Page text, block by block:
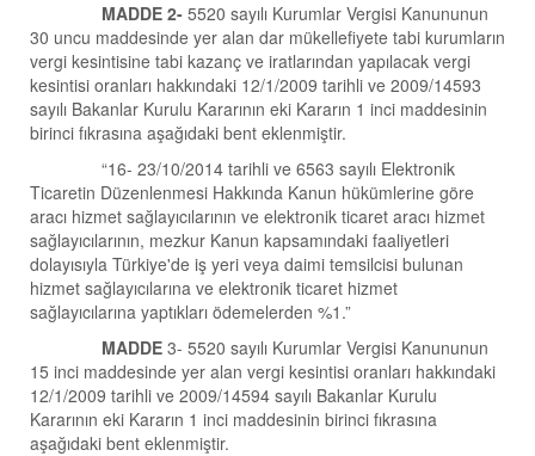
MADDE 2- 5520 sayılı Kurumlar Vergisi Kanununun
30 uncu maddesinde yer alan dar mükellefiyete tabi kurumların
vergi kesintisine tabi kazanç ve iratlarından yapılacak vergi
kesintisi oranları hakkındaki 12/1/2009 tarihli ve 2009/14593
sayılı Bakanlar Kurulu Kararının eki Kararın 1 inci maddesinin
birinci fıkrasına aşağıdaki bent eklenmiştir.
“16- 23/10/2014 tarihli ve 6563 sayılı Elektronik
Ticaretin Düzenlenmesi Hakkında Kanun hükümlerine göre
aracı hizmet sağlayıcılarının ve elektronik ticaret aracı hizmet
sağlayıcılarının, mezkur Kanun kapsamındaki faaliyetleri
dolayısıyla Türkiye'de iş yeri veya daimi temsilcisi bulunan
hizmet sağlayıcılarına ve elektronik ticaret hizmet
sağlayıcılarına yaptıkları ödemelerden %1.”
MADDE 3- 5520 sayılı Kurumlar Vergisi Kanununun
15 inci maddesinde yer alan vergi kesintisi oranları hakkındaki
12/1/2009 tarihli ve 2009/14594 sayılı Bakanlar Kurulu
Kararının eki Kararın 1 inci maddesinin birinci fıkrasına
aşağıdaki bent eklenmiştir.